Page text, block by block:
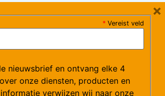
/ vrijdag 08:30-16:00 uur)
* Vereist veld
nieuwsbrief en ontvang elke 4
onze diensten, producten en
verwijzen wij naar onze
×